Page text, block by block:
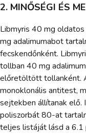
2. MINŐSÉGI ÉS
Libmyris 40 mg
mg adalimumabot
fecskendőnként.
tollban 40 mg
előretöltött tollanként.
monoklonális antitest,
sejtekben állítanak elő.
poliszorbát 80-at
teljes listáját lásd a 6.1